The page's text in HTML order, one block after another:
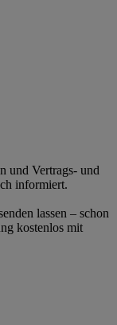
und Vertrags- und
informiert.
lassen – schon
kostenlos mit